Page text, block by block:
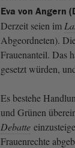
Eva von Angern
Derzeit seien im
Abgeordneten).
Frauenanteil. Das
gesetzt würden,
Es bestehe
und Grünen
Debatte
Frauenrechte